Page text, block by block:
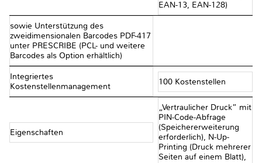
EAN-13, EAN-128)
sowie Unterstützung des
zweidimensionalen Barcodes PDF-417
unter PRESCRIBE (PCL- und weitere
Barcodes als Option erhältlich)
Integriertes
Kostenstellenmanagement
100 Kostenstellen
Eigenschaften
„Vertraulicher Druck” mit
PIN-Code-Abfrage
(Speichererweiterung
erforderlich), N-Up-
Printing (Druck mehrerer
Seiten auf einem Blatt),